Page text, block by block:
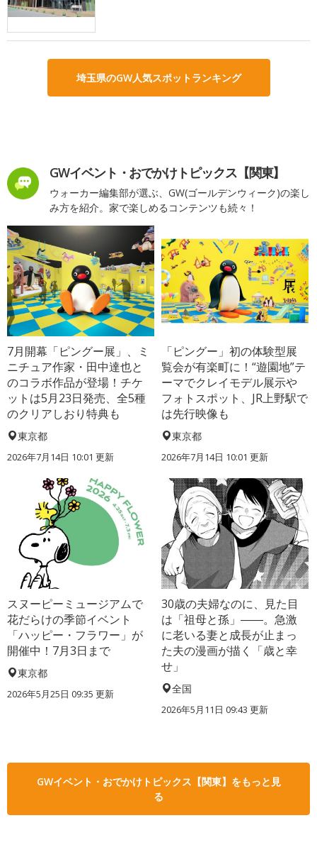
埼玉県のGW人気スポットランキング
GWイベント・おでかけトピックス【関東】
ウォーカー編集部が選ぶ、GW(ゴールデンウィーク)の楽し
み方を紹介。家で楽しめるコンテンツも続々！
7月開幕「ピングー展」、ミ
ニチュア作家・田中達也と
のコラボ作品が登場！チケ
ットは5月23日発売、全5種
のクリアしおり特典も
東京都
2026年7月14日 10:01 更新
「ピングー」初の体験型展
覧会が有楽町に！“遊園地”テ
ーマでクレイモデル展示や
フォトスポット、JR上野駅で
は先行映像も
東京都
2026年7月14日 10:01 更新
スヌーピーミュージアムで
花だらけの季節イベント
「ハッピー・フラワー」が
開催中！7月3日まで
東京都
2026年5月25日 09:35 更新
30歳の夫婦なのに、見た目
は「祖母と孫」――。急激
に老いる妻と成長が止まっ
た夫の漫画が描く「歳と幸
せ」
全国
2026年5月11日 09:43 更新
GWイベント・おでかけトピックス【関東】をもっと見
る